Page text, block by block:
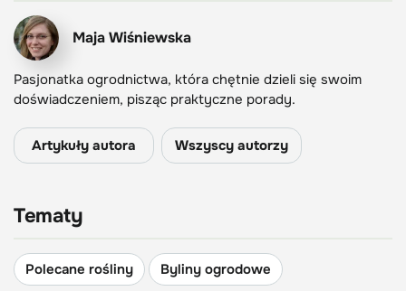
Maja Wiśniewska
Pasjonatka ogrodnictwa, która chętnie dzieli się swoim
doświadczeniem, pisząc praktyczne porady.
Artykuły autora Wszyscy autorzy
Tematy
Polecane rośliny Byliny ogrodowe